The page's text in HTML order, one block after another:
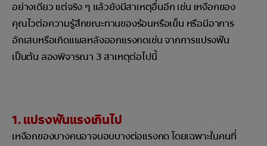
อย่างเดียว แต่จริง ๆ แล้วยังมีสาเหตุอื่นอีก เช่น เหงือกของ
คุณไวต่อความรู้สึกขณะทานของร้อนหรือเย็น หรือมีอาการ
อักเสบหรือเกิดแผลหลังออกแรงกดเช่น จากการแปรงฟัน
เป็นต้น ลองพิจารณา 3 สาเหตุต่อไปนี้
1. แปรงฟันแรงเกินไป
เหงือกของบางคนอาจบอบบางต่อแรงกด โดยเฉพาะในคนที่